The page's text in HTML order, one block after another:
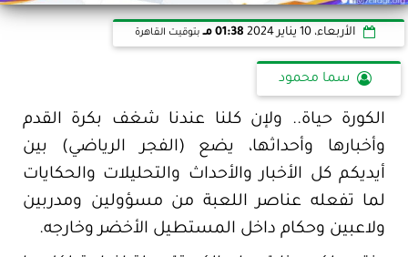
الأربعاء، 10 يناير 2024 01:38 مـ بتوقيت القاهرة
سما محمود
الكورة حياة.. ولإن كلنا عندنا شغف بكرة القدم
وأخبارها وأحداثها، يضع (الفجر الرياضي) بين
أيديكم كل الأخبار والأحداث والتحليلات والحكايات
لما تفعله عناصر اللعبة من مسؤولين ومدربين
ولاعبين وحكام داخل المستطيل الأخضر وخارجه.